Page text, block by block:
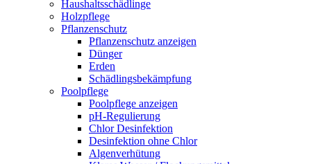
Haushaltsschädlinge
Holzpflege
Pflanzenschutz
Pflanzenschutz anzeigen
Dünger
Erden
Schädlingsbekämpfung
Poolpflege
Poolpflege anzeigen
pH-Regulierung
Chlor Desinfektion
Desinfektion ohne Chlor
Algenverhütung